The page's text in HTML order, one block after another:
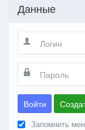
Данные
Войти
Запомнить